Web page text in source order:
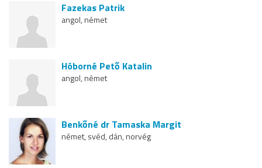
Fazekas Patrik
angol, német
Hóborné Pető Katalin
angol, német
Benkőné dr Tamaska Margit
német, svéd, dán, norvég